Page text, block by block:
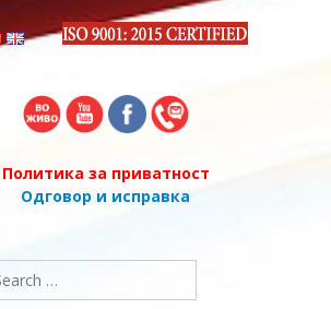
Политика за приватност
Одговор и исправка